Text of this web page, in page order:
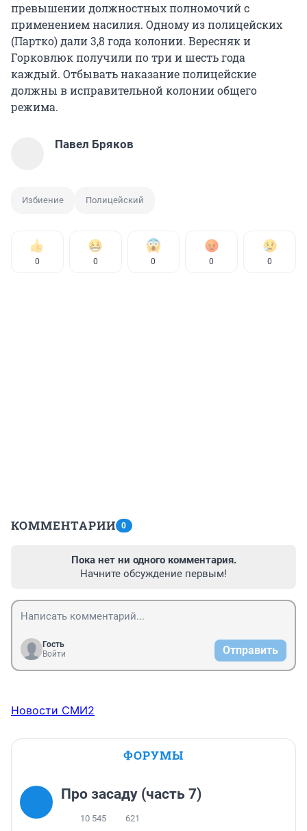
превышении должностных полномочий с
применением насилия. Одному из полицейских
(Партко) дали 3,8 года колонии. Вересняк и
Горковлюк получили по три и шесть года
каждый. Отбывать наказание полицейские
должны в исправительной колонии общего
режима.
Павел Бряков
Избиение Полицейский
0 0 0 0 0
КОММЕНТАРИИ 0
Пока нет ни одного комментария.
Начните обсуждение первым!
Гость
Войти
Отправить
Новости СМИ2
ФОРУМЫ
Про засаду (часть 7)
10 545 621